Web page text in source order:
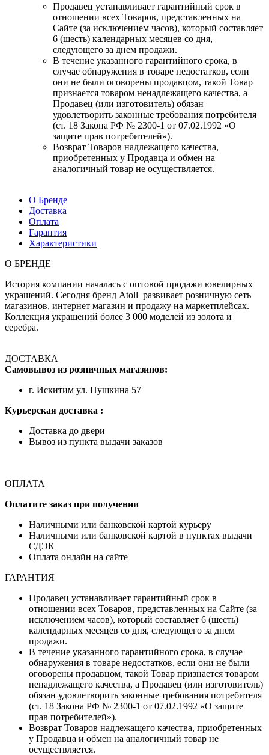
Продавец устанавливает гарантийный срок в
отношении всех Товаров, представленных на
Сайте (за исключением часов), который составляет
6 (шесть) календарных месяцев со дня,
следующего за днем продажи.
В течение указанного гарантийного срока, в
случае обнаружения в товаре недостатков, если
они не были оговорены продавцом, такой Товар
признается товаром ненадлежащего качества, а
Продавец (или изготовитель) обязан
удовлетворить законные требования потребителя
(ст. 18 Закона РФ № 2300-1 от 07.02.1992 «О
защите прав потребителей»).
Возврат Товаров надлежащего качества,
приобретенных у Продавца и обмен на
аналогичный товар не осуществляется.
О Бренде
Доставка
Оплата
Гарантия
Характеристики
О БРЕНДЕ
История компании началась с оптовой продажи ювелирных
украшений. Сегодня бренд Atoll развивает розничную сеть
магазинов, интернет магазин и продажу на маркетплейсах.
Коллекция украшений более 3 000 моделей из золота и
серебра.
ДОСТАВКА
Самовывоз из розничных магазинов:
г. Искитим ул. Пушкина 57
Курьерская доставка :
Доставка до двери
Вывоз из пункта выдачи заказов
ОПЛАТА
Оплатите заказ при получении
Наличными или банковской картой курьеру
Наличными или банковской картой в пунктах выдачи
СДЭК
Оплата онлайн на сайте
ГАРАНТИЯ
Продавец устанавливает гарантийный срок в
отношении всех Товаров, представленных на Сайте (за
исключением часов), который составляет 6 (шесть)
календарных месяцев со дня, следующего за днем
продажи.
В течение указанного гарантийного срока, в случае
обнаружения в товаре недостатков, если они не были
оговорены продавцом, такой Товар признается товаром
ненадлежащего качества, а Продавец (или изготовитель)
обязан удовлетворить законные требования потребителя
(ст. 18 Закона РФ № 2300-1 от 07.02.1992 «О защите
прав потребителей»).
Возврат Товаров надлежащего качества, приобретенных
у Продавца и обмен на аналогичный товар не
осуществляется.